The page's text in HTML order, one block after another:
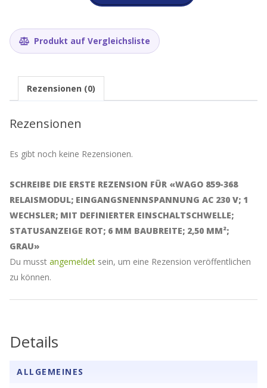
AC
230
definierter
Statusanzeige
6
mm
2,50
mm²;
grau
Menge
Produkt auf Vergleichsliste
Rezensionen (0)
Rezensionen
Es gibt noch keine Rezensionen.
SCHREIBE DIE ERSTE REZENSION FÜR «WAGO 859-368
RELAISMODUL; EINGANGSNENNSPANNUNG AC 230 V; 1
WECHSLER; MIT DEFINIERTER EINSCHALTSCHWELLE;
STATUSANZEIGE ROT; 6 MM BAUBREITE; 2,50 MM²;
GRAU»
Du musst angemeldet sein, um eine Rezension veröffentlichen
zu können.
Details
ALLGEMEINES